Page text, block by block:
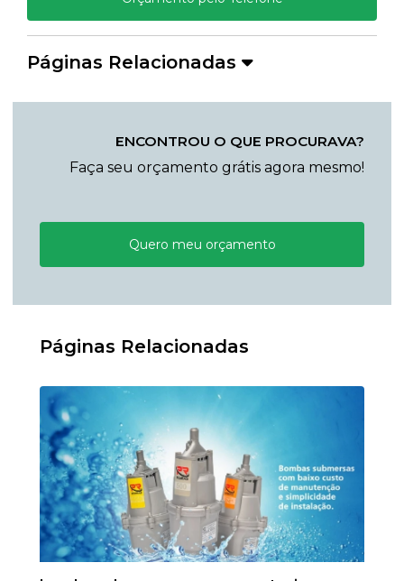
Páginas Relacionadas
ENCONTROU O QUE PROCURAVA?
Faça seu orçamento grátis agora mesmo!
Quero meu orçamento
Páginas Relacionadas